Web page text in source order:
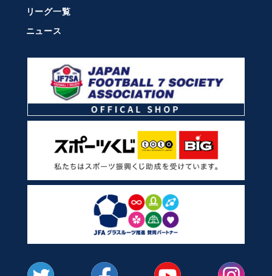
リーグ一覧
ニュース